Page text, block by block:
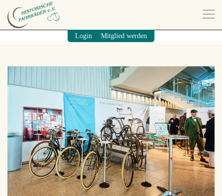
Login/Mitglied werden